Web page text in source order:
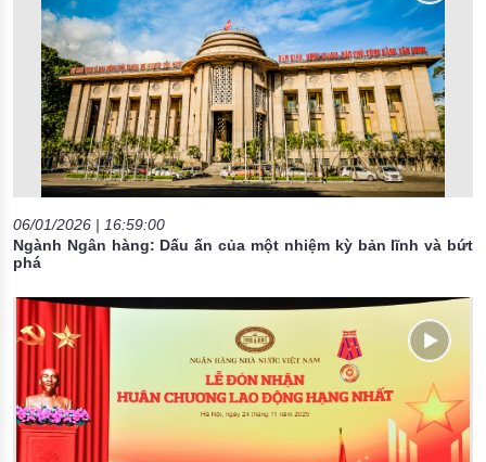
06/01/2026 | 16:59:00
Ngành Ngân hàng: Dấu ấn của một nhiệm kỳ bản lĩnh và bứt
phá